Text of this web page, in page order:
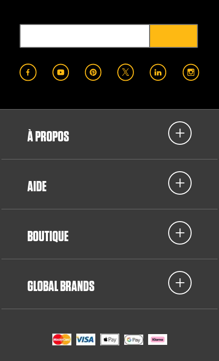
À PROPOS
AIDE
BOUTIQUE
GLOBAL BRANDS